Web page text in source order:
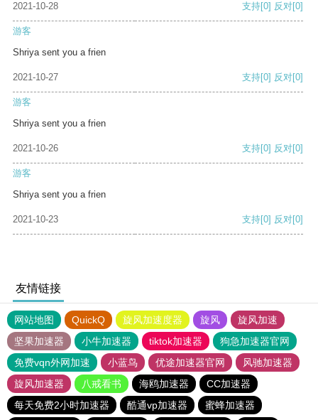
2021-10-28 支持[0] 反对[0]
游客
Shriya sent you a frien
2021-10-27 支持[0] 反对[0]
游客
Shriya sent you a frien
2021-10-26 支持[0] 反对[0]
游客
Shriya sent you a frien
2021-10-23 支持[0] 反对[0]
友情链接
网站地图 QuickQ 旋风加速度器 旋风
旋风加速
坚果加速器
小牛加速器 tiktok加速器
狗急加速器官网
免费vqn外网加速
小蓝鸟 优途加速器官网
风驰加速器
旋风加速器
八戒看书 海鸥加速器
CC加速器
每天免费2小时加速器
酷通vp加速器
蜜蜂加速器